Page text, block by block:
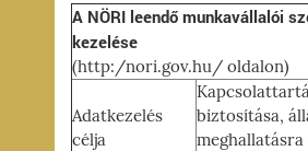
A NÖRI leendő munkavállalói
kezelése
(http:/nori.gov.hu/ oldalon)
Adatkezelés
célja
biztosítása,